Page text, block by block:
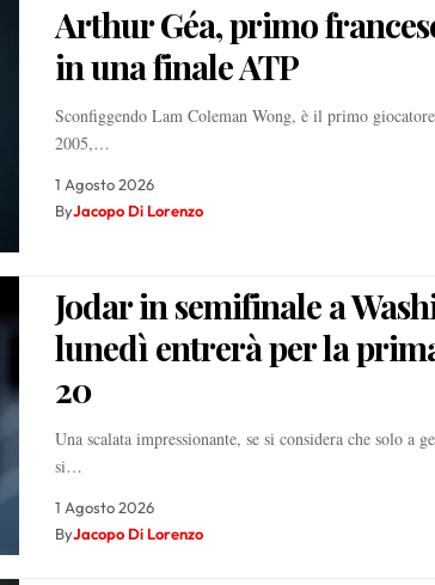
Arthur Géa, primo
in una finale ATP
Sconfiggendo Lam Coleman Wong, è il primo
2005,…
1 Agosto 2026
ByJacopo Di Lorenzo
Jodar in semifinale a
lunedì entrerà per la
20
Una scalata impressionante, se si considera che solo a
si…
1 Agosto 2026
ByJacopo Di Lorenzo